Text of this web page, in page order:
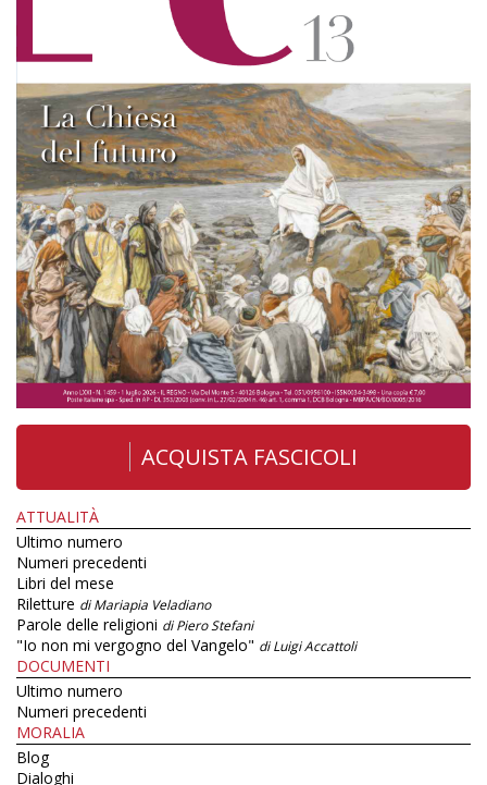
ACQUISTA FASCICOLI
ATTUALITÀ
Ultimo numero
Numeri precedenti
Libri del mese
Riletture di Mariapia Veladiano
Parole delle religioni di Piero Stefani
"Io non mi vergogno del Vangelo" di Luigi Accattoli
DOCUMENTI
Ultimo numero
Numeri precedenti
MORALIA
Blog
Dialoghi